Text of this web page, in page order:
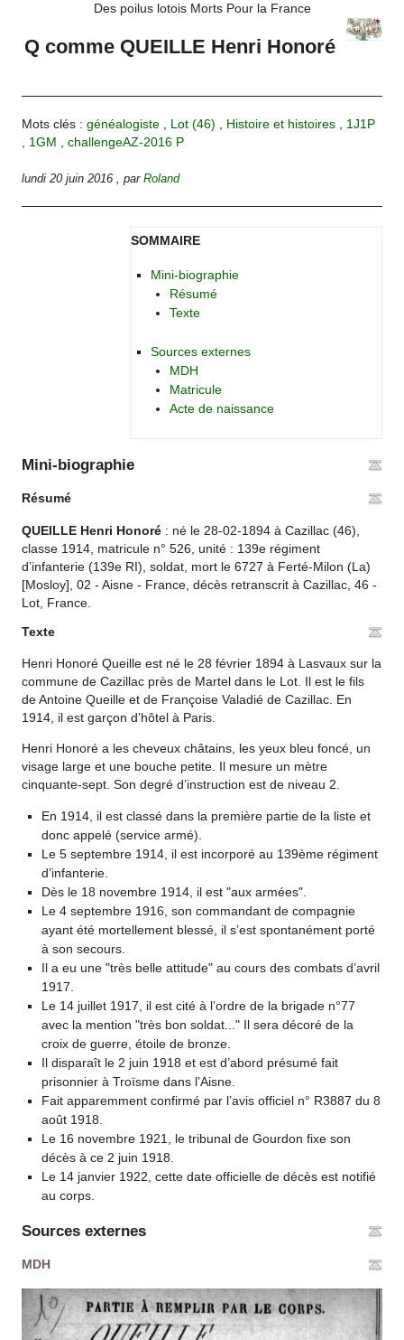
Des poilus lotois Morts Pour la France
Q comme QUEILLE Henri Honoré
Mots clés :généalogiste , Lot (46) , Histoire et histoires , 1J1P
, 1GM ,challengeAZ-2016 P
lundi 20 juin 2016 ,parRoland
SOMMAIRE
Mini-biographie
Résumé
Texte
Sources externes
MDH
Matricule
Acte de naissance
Mini-biographie
Résumé
QUEILLE Henri Honoré : né le 28-02-1894 à Cazillac (46),
classe 1914, matricule n° 526, unité : 139e régiment
d’infanterie (139e RI), soldat, mort le 6727 à Ferté-Milon (La)
[Mosloy], 02 - Aisne - France, décès retranscrit à Cazillac, 46 -
Lot, France.
Texte
Henri Honoré Queille est né le 28 février 1894 à Lasvaux sur la
commune de Cazillac près de Martel dans le Lot. Il est le fils
de Antoine Queille et de Françoise Valadié de Cazillac. En
1914, il est garçon d’hôtel à Paris.
Henri Honoré a les cheveux châtains, les yeux bleu foncé, un
visage large et une bouche petite. Il mesure un mètre
cinquante-sept. Son degré d’instruction est de niveau 2.
En 1914, il est classé dans la première partie de la liste et
donc appelé (service armé).
Le 5 septembre 1914, il est incorporé au 139ème régiment
d’infanterie.
Dès le 18 novembre 1914, il est "aux armées".
Le 4 septembre 1916, son commandant de compagnie
ayant été mortellement blessé, il s’est spontanément porté
à son secours.
Il a eu une "très belle attitude" au cours des combats d’avril
1917.
Le 14 juillet 1917, il est cité à l’ordre de la brigade n°77
avec la mention "très bon soldat..." Il sera décoré de la
croix de guerre, étoile de bronze.
Il disparaît le 2 juin 1918 et est d’abord présumé fait
prisonnier à Troïsme dans l’Aisne.
Fait apparemment confirmé par l’avis officiel n° R3887 du 8
août 1918.
Le 16 novembre 1921, le tribunal de Gourdon fixe son
décès à ce 2 juin 1918.
Le 14 janvier 1922, cette date officielle de décès est notifié
au corps.
Sources externes
MDH